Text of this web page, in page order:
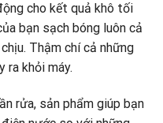
cho kết quả khô tối
bạn sạch bóng luôn cả
Thậm chí cả những
ra khỏi máy.
rửa, sản phẩm giúp bạn